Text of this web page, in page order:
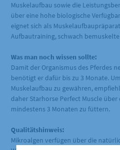
Muskelaufbau sowie die
über eine hohe biologische
eignet sich als
Aufbautraining, schwach
Was man noch wissen sollte:
Damit der Organismus des Pferdes
benötigt er dafür bis zu 3 Monate.
Muskelaufbau zu gewähren,
daher Starhorse Perfect Muscle
mindestens 3 Monaten zu füttern.
Qualitätshinweis:
Mikroalgen verfügen über die